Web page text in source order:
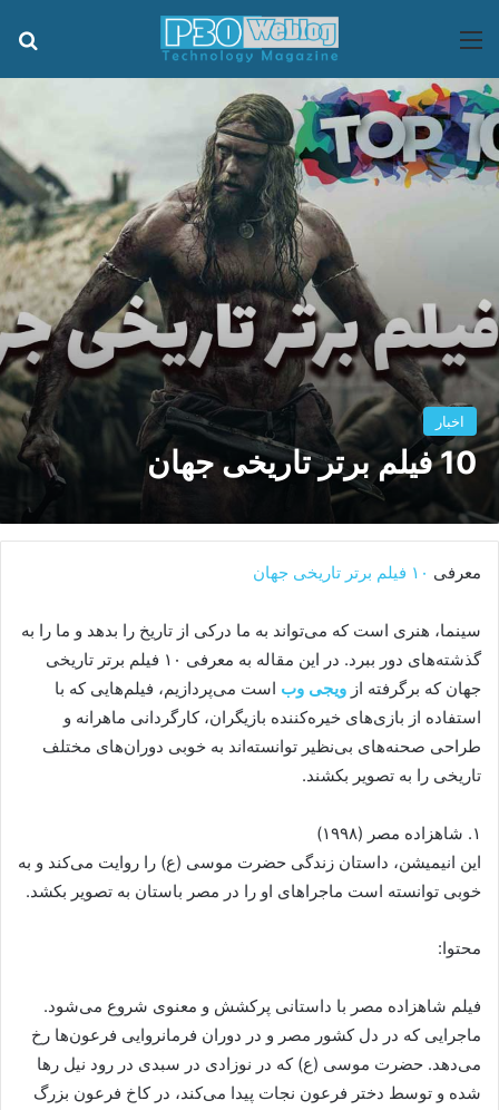
منو
اخبار
10 فیلم برتر تاریخی جهان
معرفی ۱۰ فیلم برتر تاریخی جهان
سینما، هنری است که می‌تواند به ما درکی از تاریخ را بدهد و ما را به
گذشته‌های دور ببرد. در این مقاله به معرفی ۱۰ فیلم برتر تاریخی
جهان که برگرفته از ویجی وب است می‌پردازیم، فیلم‌هایی که با
استفاده از بازی‌های خیره‌کننده بازیگران، کارگردانی ماهرانه و
طراحی صحنه‌های بی‌نظیر توانسته‌اند به خوبی دوران‌های مختلف
تاریخی را به تصویر بکشند.
۱. شاهزاده مصر (۱۹۹۸)
این انیمیشن، داستان زندگی حضرت موسی (ع) را روایت می‌کند و به
خوبی توانسته است ماجراهای او را در مصر باستان به تصویر بکشد.
محتوا:
فیلم شاهزاده مصر با داستانی پرکشش و معنوی شروع می‌شود.
ماجرایی که در دل کشور مصر و در دوران فرمانروایی فرعون‌ها رخ
می‌دهد. حضرت موسی (ع) که در نوزادی در سبدی در رود نیل رها
شده و توسط دختر فرعون نجات پیدا می‌کند، در کاخ فرعون بزرگ